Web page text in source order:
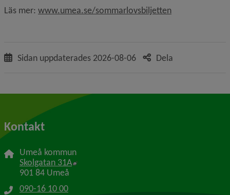
Läs mer: www.umea.se/sommarlovsbiljetten
Sidan uppdaterades 2026-08-06 Dela
Kontakt
Umeå kommun
Skolgatan 31A Länk till annan webbplats, öppnas i nytt
901 84 Umeå
090-16 10 00